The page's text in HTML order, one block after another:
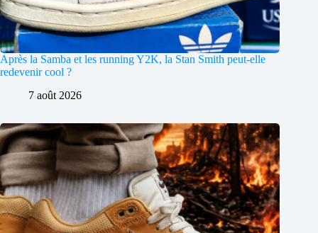
Après la Samba et les running Y2K, la Stan Smith peut-elle
redevenir cool ?
7 août 2026